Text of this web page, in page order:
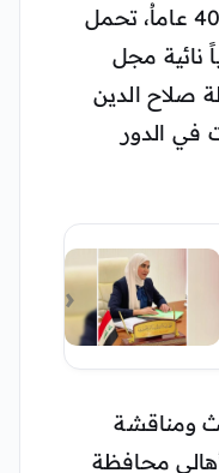
واليد 1986 ميلادية، وعمرها 40 عاماُ، تحمل
نائية مجل
صلاح الدين
على 2696 صوت في الدور
ومناقشة
محافظة